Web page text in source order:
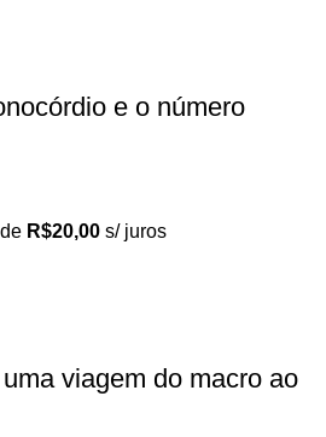
e o número
R$20,00 s/ juros
viagem do macro ao